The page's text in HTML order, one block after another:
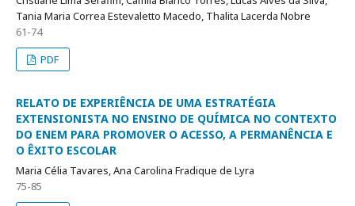
Tania Maria Correa Estevaletto Macedo, Thalita Lacerda Nobre
61-74
PDF
RELATO DE EXPERIÊNCIA DE UMA ESTRATÉGIA
EXTENSIONISTA NO ENSINO DE QUÍMICA NO CONTEXTO
DO ENEM PARA PROMOVER O ACESSO, A PERMANÊNCIA E
O ÊXITO ESCOLAR
Maria Célia Tavares, Ana Carolina Fradique de Lyra
75-85